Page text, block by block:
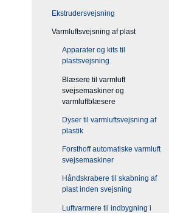
Ekstrudersvejsning
Varmluftsvejsning af plast
Apparater og kits til
plastsvejsning
Blæsere til varmluft
svejsemaskiner og
varmluftblæsere
Dyser til varmluftsvejsning af
plastik
Forsthoff automatiske varmluft
svejsemaskiner
Håndskrabere til skabning af
plast inden svejsning
Luftvarmere til indbygning i